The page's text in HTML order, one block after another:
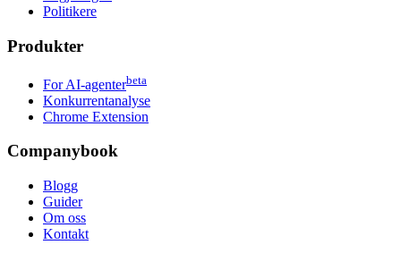
Politikere
Produkter
For AI-agenterbeta
Konkurrentanalyse
Chrome Extension
Companybook
Blogg
Guider
Om oss
Kontakt